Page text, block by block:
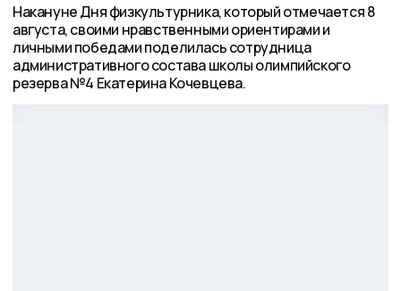
Накануне Дня физкультурника, который отмечается 8
августа, своими нравственными ориентирами и
личными победами поделилась сотрудница
административного состава школы олимпийского
резерва №4 Екатерина Кочевцева.